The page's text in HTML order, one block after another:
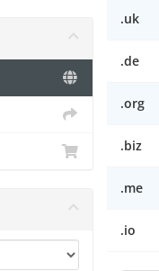
.uk
.de
.org
.biz
.me
.io